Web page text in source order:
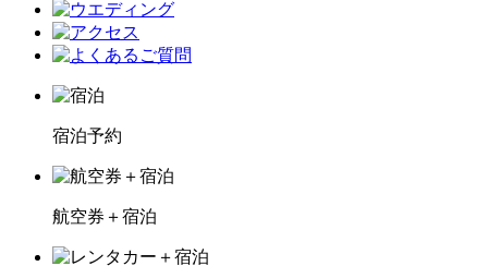
宿泊予約
航空券＋宿泊